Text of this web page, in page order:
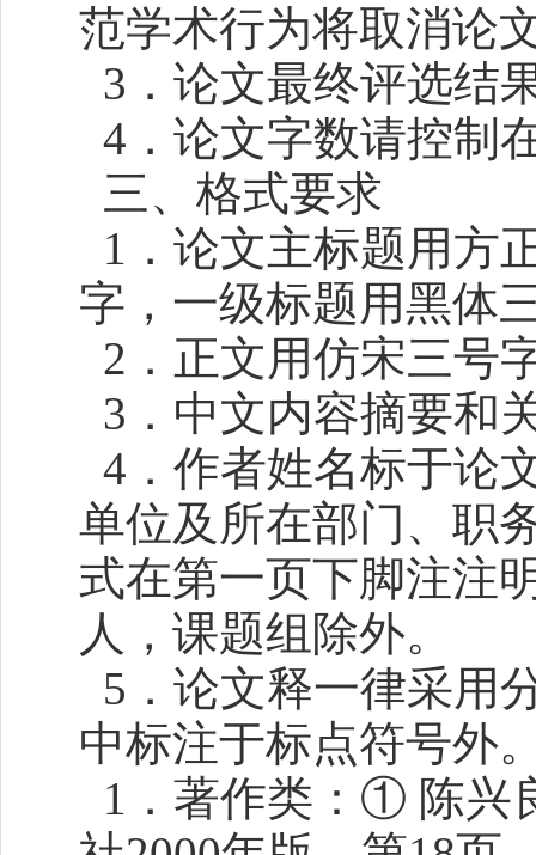
范学术行为将取消论
3．论文最终评选结
4．论文字数请控制
三、格式要求
1．论文主标题用方
字，一级标题用黑体
2．正文用仿宋三号
3．中文内容摘要和
4．作者姓名标于论
单位及所在部门、职
式在第一页下脚注注
人，课题组除外。
5．论文释一律采
中标注于标点符号外
1．著作类：① 陈兴